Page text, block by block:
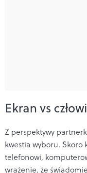
Ekran vs
Z perspektywy
kwestia wyboru.
telefonowi,
wrażenie, że